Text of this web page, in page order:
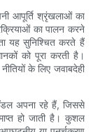
आपूर्ति श्रृंखलाओं का
का पालन करने
यह सुनिश्चित करते हैं
को पूरा करती है।
के लिए जवाबदेही
अपना रहे हैं, जिससे
हो जाती है। कुशल